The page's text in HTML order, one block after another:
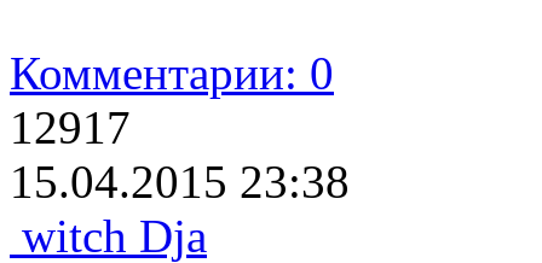
Комментарии: 0
12917
15.04.2015 23:38
witch Dja